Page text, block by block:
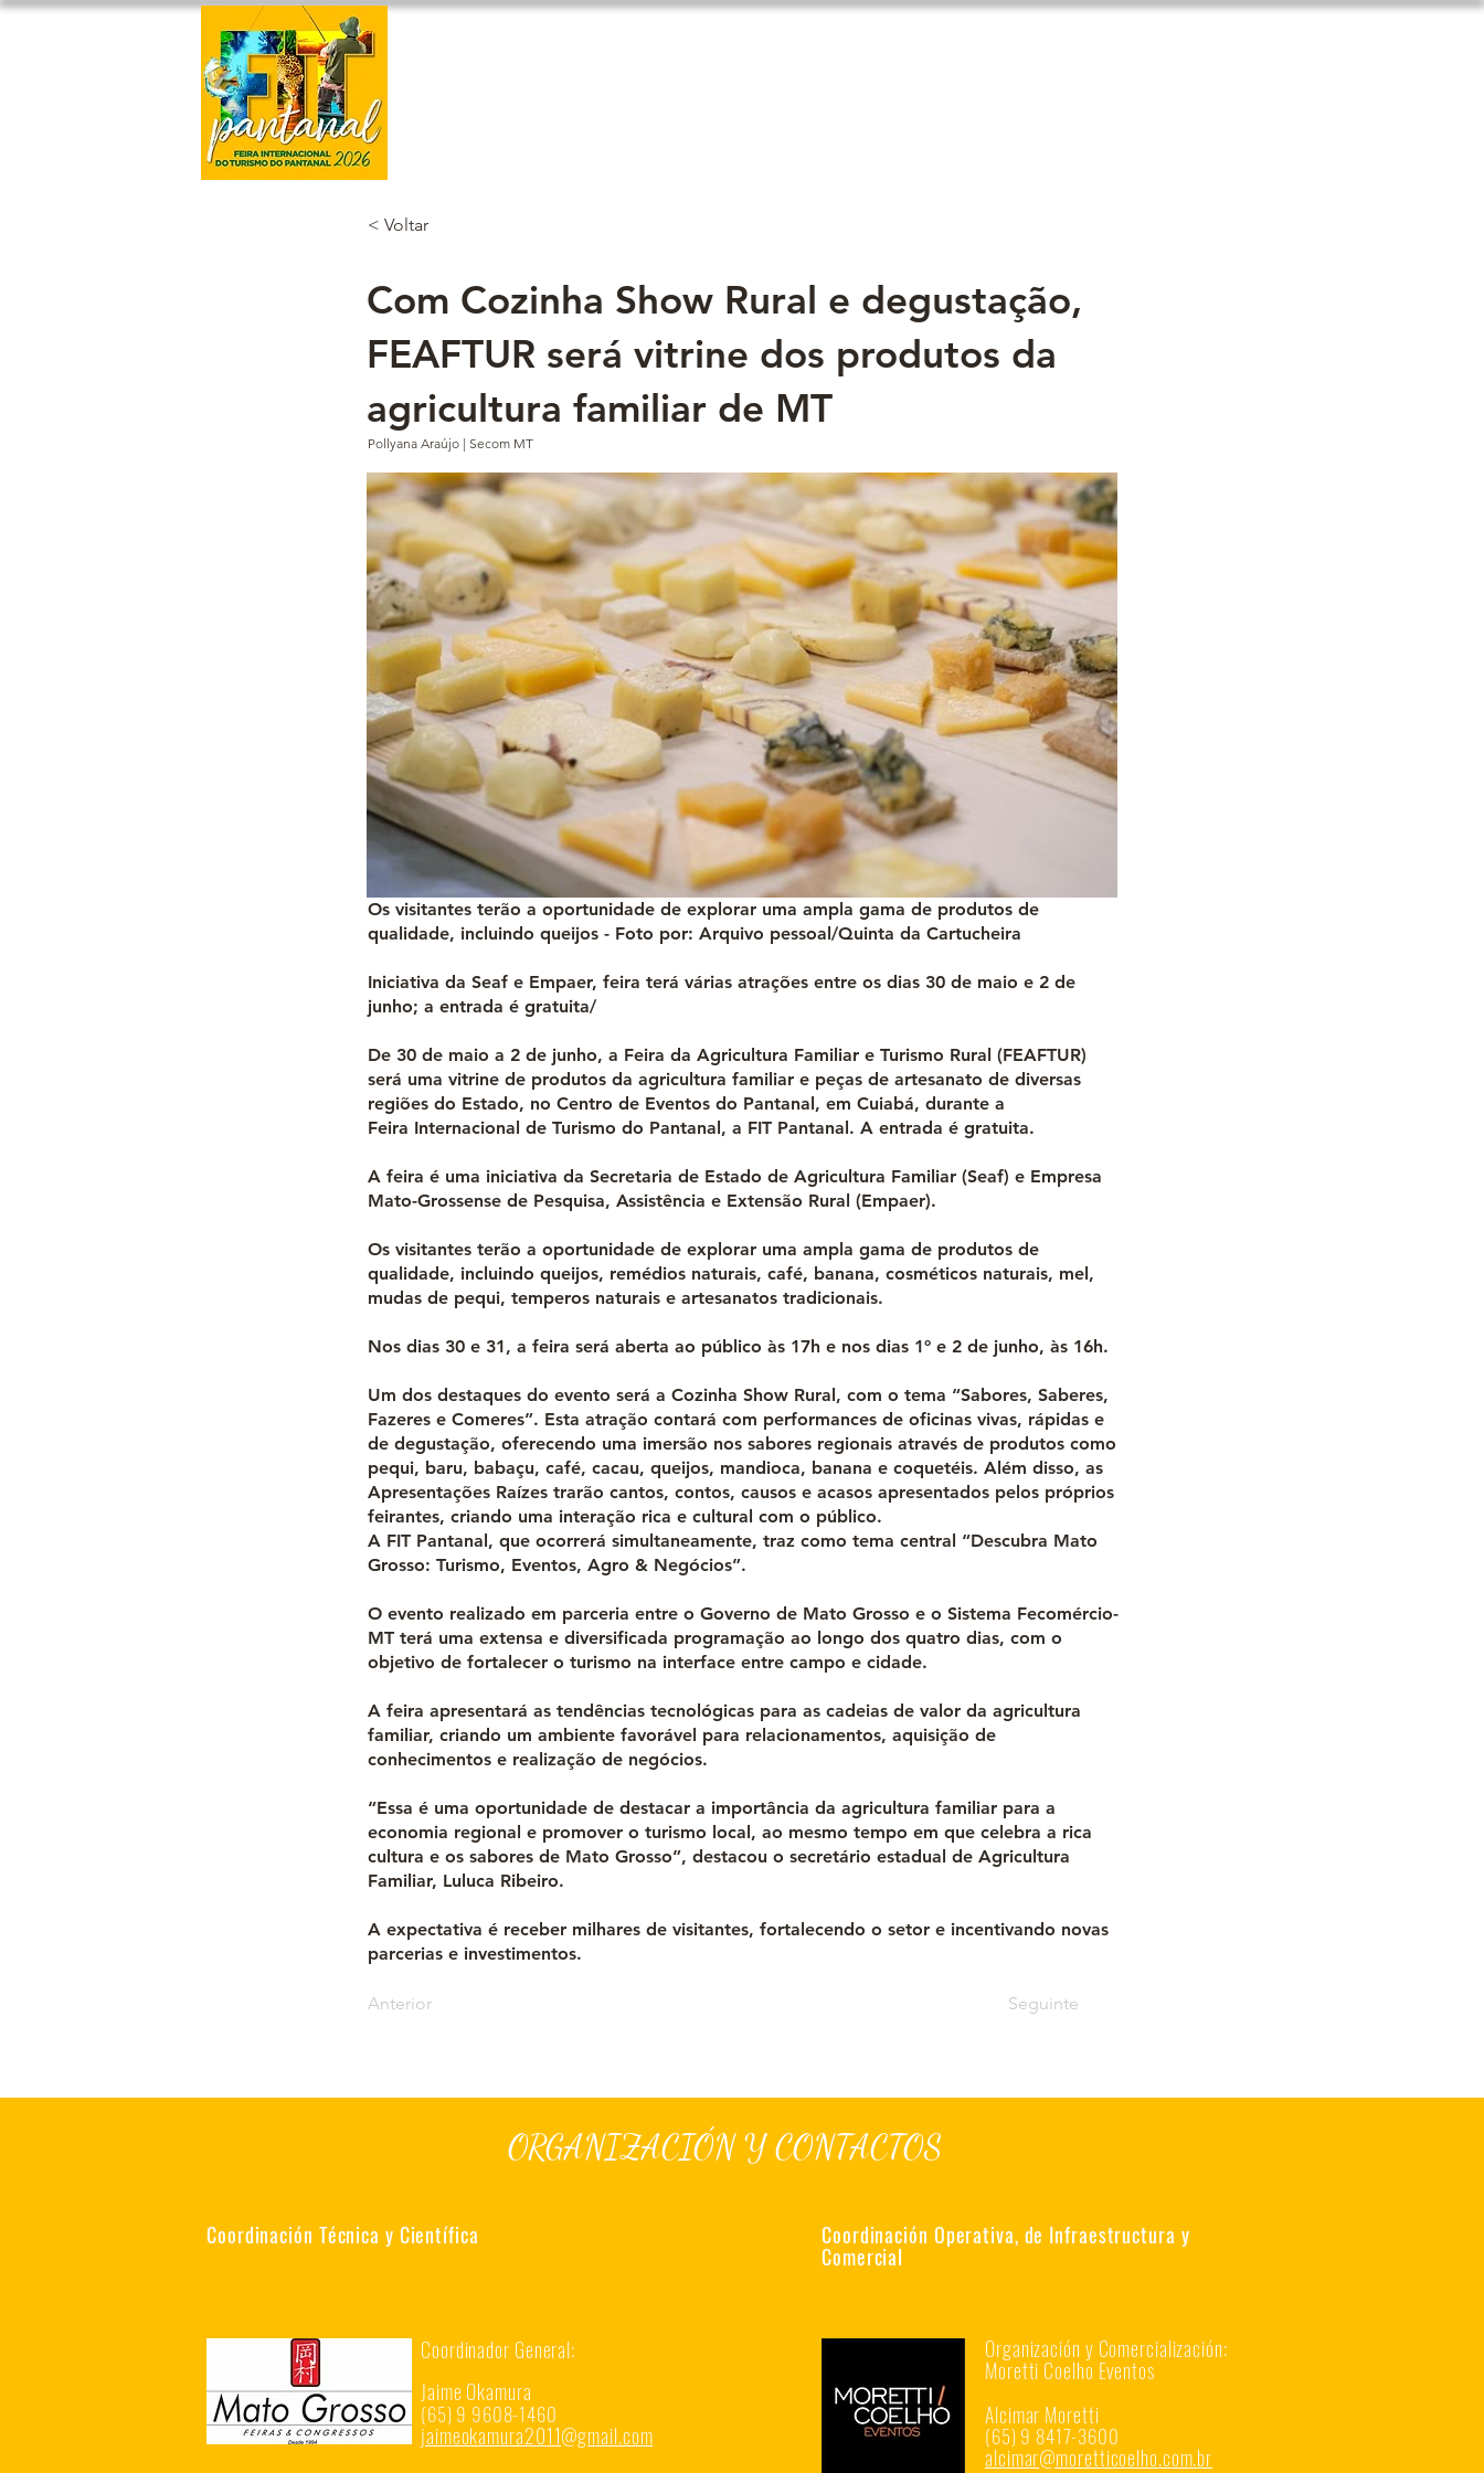
< Voltar
Com Cozinha Show Rural e degustação,
FEAFTUR será vitrine dos produtos da
agricultura familiar de MT
Pollyana Araújo | Secom MT
Os visitantes terão a oportunidade de explorar uma ampla gama de produtos de
qualidade, incluindo queijos - Foto por: Arquivo pessoal/Quinta da Cartucheira
Iniciativa da Seaf e Empaer, feira terá várias atrações entre os dias 30 de maio e 2 de
junho; a entrada é gratuita/
De 30 de maio a 2 de junho, a Feira da Agricultura Familiar e Turismo Rural (FEAFTUR)
será uma vitrine de produtos da agricultura familiar e peças de artesanato de diversas
regiões do Estado, no Centro de Eventos do Pantanal, em Cuiabá, durante a
Feira Internacional de Turismo do Pantanal, a FIT Pantanal. A entrada é gratuita.
A feira é uma iniciativa da Secretaria de Estado de Agricultura Familiar (Seaf) e Empresa
Mato-Grossense de Pesquisa, Assistência e Extensão Rural (Empaer).
Os visitantes terão a oportunidade de explorar uma ampla gama de produtos de
qualidade, incluindo queijos, remédios naturais, café, banana, cosméticos naturais, mel,
mudas de pequi, temperos naturais e artesanatos tradicionais.
Nos dias 30 e 31, a feira será aberta ao público às 17h e nos dias 1º e 2 de junho, às 16h.
Um dos destaques do evento será a Cozinha Show Rural, com o tema “Sabores, Saberes,
Fazeres e Comeres”. Esta atração contará com performances de oficinas vivas, rápidas e
de degustação, oferecendo uma imersão nos sabores regionais através de produtos como
pequi, baru, babaçu, café, cacau, queijos, mandioca, banana e coquetéis. Além disso, as
Apresentações Raízes trarão cantos, contos, causos e acasos apresentados pelos próprios
feirantes, criando uma interação rica e cultural com o público.
A FIT Pantanal, que ocorrerá simultaneamente, traz como tema central “Descubra Mato
Grosso: Turismo, Eventos, Agro & Negócios”.
O evento realizado em parceria entre o Governo de Mato Grosso e o Sistema Fecomércio-
MT terá uma extensa e diversificada programação ao longo dos quatro dias, com o
objetivo de fortalecer o turismo na interface entre campo e cidade.
A feira apresentará as tendências tecnológicas para as cadeias de valor da agricultura
familiar, criando um ambiente favorável para relacionamentos, aquisição de
conhecimentos e realização de negócios.
“Essa é uma oportunidade de destacar a importância da agricultura familiar para a
economia regional e promover o turismo local, ao mesmo tempo em que celebra a rica
cultura e os sabores de Mato Grosso”, destacou o secretário estadual de Agricultura
Familiar, Luluca Ribeiro.
A expectativa é receber milhares de visitantes, fortalecendo o setor e incentivando novas
parcerias e investimentos.
Anterior Seguinte
ORGANIZACIÓN Y CONTACTOS
Coordinación Técnica y Científica
Coordinador General:
Jaime Okamura
(65) 9 9608-1460
jaimeokamura2011@gmail.com
Coordinación Operativa, de Infraestructura y
Comercial
Organización y Comercialización:
Moretti Coelho Eventos
Alcimar Moretti
(65) 9 8417-3600
alcimar@moretticoelho.com.br